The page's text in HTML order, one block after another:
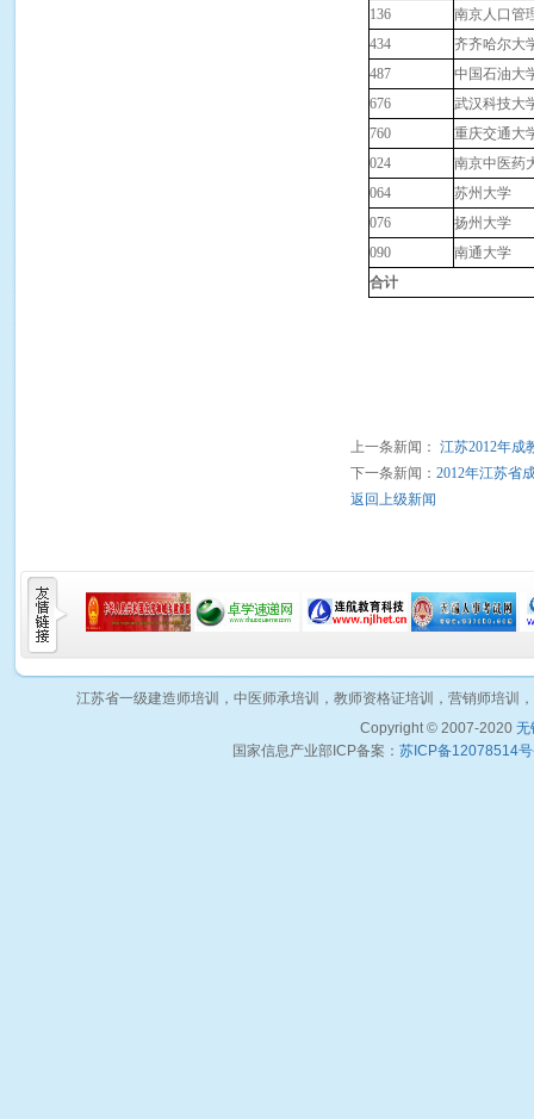
136
南京人口管
434
齐齐哈尔大
487
中国石油大
676
武汉科技大
760
重庆交通大
024
南京中医药
064
苏州大学
076
扬州大学
090
南通大学
合计
上一条新闻： 江苏2012年成
下一条新闻： 2012年江苏省
返回上级新闻
江苏省一级建造师培训，中医师承培训，教师资格证培训，营销师培训
Copyright © 2007-2020 无
国家信息产业部ICP备案： 苏ICP备12078514